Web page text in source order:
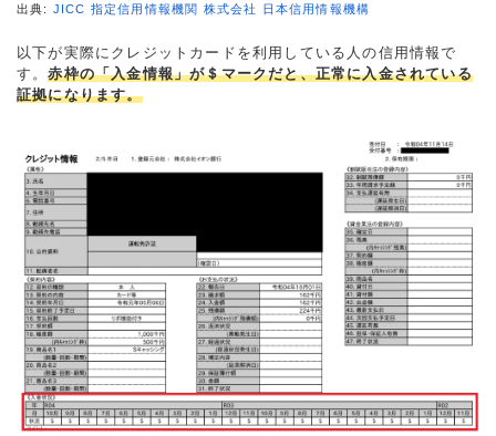
出典: JICC 指定信用情報機関 株式会社 日本信用情報機構
以下が実際にクレジットカードを利用している人の信用情報で
す。赤枠の「入金情報」が＄マークだと、正常に入金されている
証拠になります。